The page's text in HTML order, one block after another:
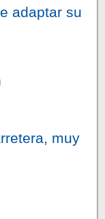
adaptar su
muy